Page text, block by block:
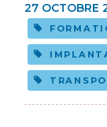
27 OCTOBRE